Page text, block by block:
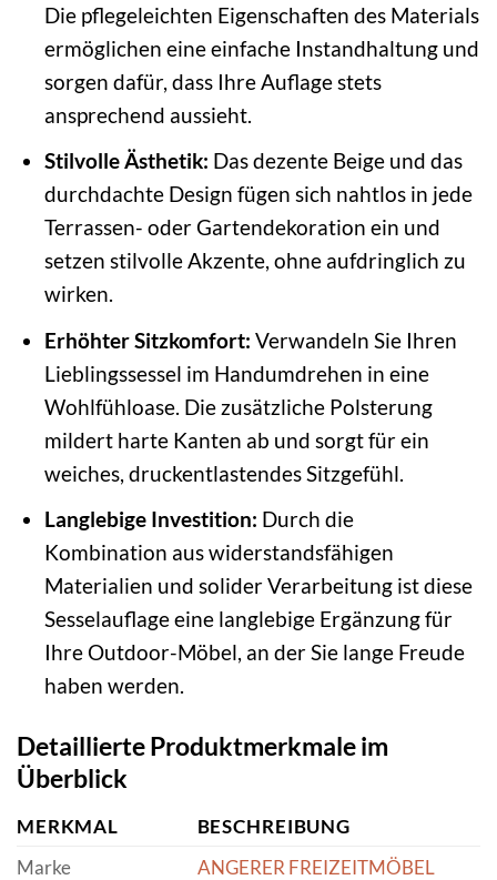
Die pflegeleichten Eigenschaften des Materials
ermöglichen eine einfache Instandhaltung und
sorgen dafür, dass Ihre Auflage stets
ansprechend aussieht.
Stilvolle Ästhetik: Das dezente Beige und das
durchdachte Design fügen sich nahtlos in jede
Terrassen- oder Gartendekoration ein und
setzen stilvolle Akzente, ohne aufdringlich zu
wirken.
Erhöhter Sitzkomfort: Verwandeln Sie Ihren
Lieblingssessel im Handumdrehen in eine
Wohlfühloase. Die zusätzliche Polsterung
mildert harte Kanten ab und sorgt für ein
weiches, druckentlastendes Sitzgefühl.
Langlebige Investition: Durch die
Kombination aus widerstandsfähigen
Materialien und solider Verarbeitung ist diese
Sesselauflage eine langlebige Ergänzung für
Ihre Outdoor-Möbel, an der Sie lange Freude
haben werden.
Detaillierte Produktmerkmale im
Überblick
MERKMAL
BESCHREIBUNG
Marke
ANGERER FREIZEITMÖBEL